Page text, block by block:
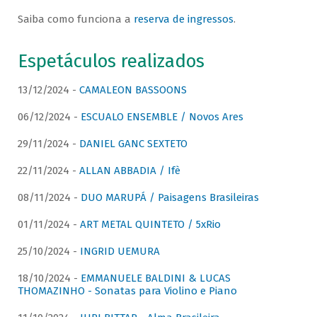
Saiba como funciona a reserva de ingressos.
Espetáculos realizados
13/12/2024 - CAMALEON BASSOONS
06/12/2024 - ESCUALO ENSEMBLE / Novos Ares
29/11/2024 - DANIEL GANC SEXTETO
22/11/2024 - ALLAN ABBADIA / Ifè
08/11/2024 - DUO MARUPÁ / Paisagens Brasileiras
01/11/2024 - ART METAL QUINTETO / 5xRio
25/10/2024 - INGRID UEMURA
18/10/2024 - EMMANUELE BALDINI & LUCAS
THOMAZINHO - Sonatas para Violino e Piano